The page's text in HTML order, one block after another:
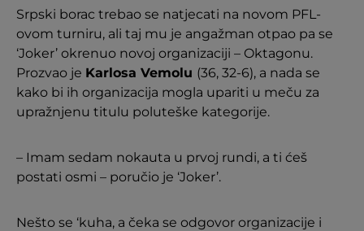
Srpski borac trebao se natjecati na novom PFL-
ovom turniru, ali taj mu je angažman otpao pa se
‘Joker’ okrenuo novoj organizaciji – Oktagonu.
Prozvao je Karlosa Vemolu (36, 32-6), a nada se
kako bi ih organizacija mogla upariti u meču za
upražnjenu titulu poluteške kategorije.
– Imam sedam nokauta u prvoj rundi, a ti ćeš
postati osmi – poručio je ‘Joker’.
Nešto se ‘kuha, a čeka se odgovor organizacije i